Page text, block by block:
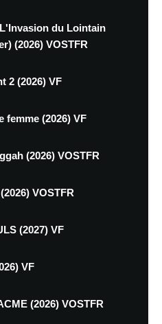
du Lointain
(2026) VOSTFR
2 (2026) VF
femme (2026) VF
(2026) VOSTFR
VOSTFR
(2027) VF
VF
(2026) VOSTFR